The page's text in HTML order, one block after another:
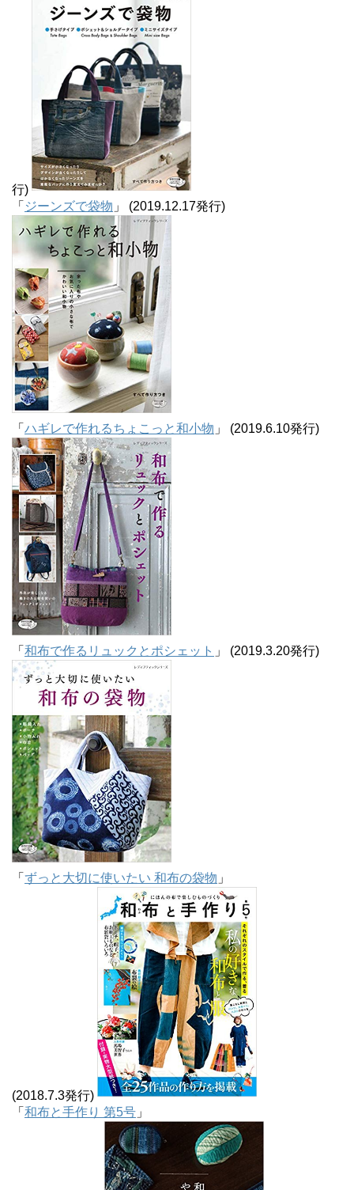
行)
「 ジーンズで袋物 」 (2019.12.17発行)
「 ハギレで作れるちょこっと和小物 」 (2019.6.10発行)
「 和布で作るリュックとポシェット 」 (2019.3.20発行)
「 ずっと大切に使いたい 和布の袋物 」
(2018.7.3発行)
「 和布と手作り 第5号 」